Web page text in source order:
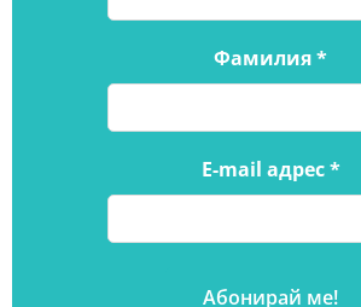
Фамилия*
E-mail адрес*